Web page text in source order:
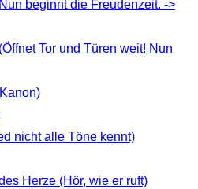
beginnt die Freudenzeit. ->
Tor und Türen weit! Nun
nicht alle Töne kennt)
Herze (Hör, wie er ruft)